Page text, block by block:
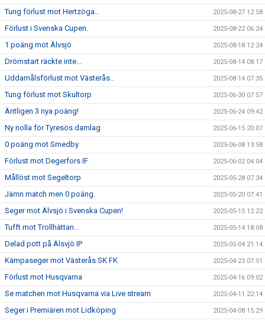
Tung förlust mot Hertzöga.. 2025-08-27 12:58
Förlust i Svenska Cupen. 2025-08-22 06:24
1 poäng mot Älvsjö 2025-08-18 12:24
Drömstart räckte inte... 2025-08-14 08:17
Uddamålsförlust mot Västerås.. 2025-08-14 07:35
Tung förlust mot Skultorp 2025-06-30 07:57
Äntligen 3 nya poäng! 2025-06-24 09:42
Ny nolla för Tyresös damlag 2025-06-15 20:07
0 poäng mot Smedby 2025-06-08 13:58
Förlust mot Degerfors IF 2025-06-02 04:04
Mållöst mot Segeltorp 2025-05-28 07:34
Jämn match men 0 poäng. 2025-05-20 07:41
Seger mot Älvsjö i Svenska Cupen! 2025-05-15 12:22
Tufft mot Trollhättan... 2025-05-14 18:08
Delad pott på Älsvjö IP 2025-05-04 21:14
Kämpaseger mot Västerås SK FK 2025-04-23 07:51
Förlust mot Husqvarna 2025-04-16 09:02
Se matchen mot Husqvarna via Live stream 2025-04-11 22:14
Seger i Premiären mot Lidköping 2025-04-08 15:29